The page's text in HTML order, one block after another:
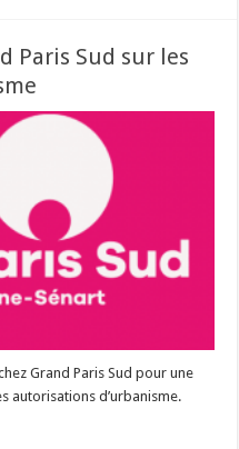
Paris Sud sur les
Grand Paris Sud pour une
autorisations d’urbanisme.